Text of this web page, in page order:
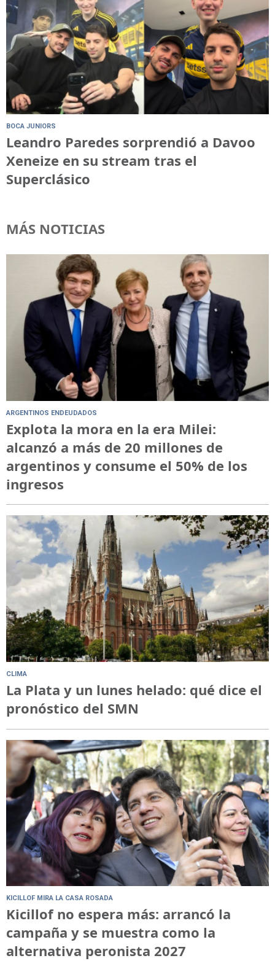
BOCA JUNIORS
Leandro Paredes sorprendió a Davoo
Xeneize en su stream tras el
Superclásico
MÁS NOTICIAS
ARGENTINOS ENDEUDADOS
Explota la mora en la era Milei:
alcanzó a más de 20 millones de
argentinos y consume el 50% de los
ingresos
CLIMA
La Plata y un lunes helado: qué dice el
pronóstico del SMN
KICILLOF MIRA LA CASA ROSADA
Kicillof no espera más: arrancó la
campaña y se muestra como la
alternativa peronista 2027